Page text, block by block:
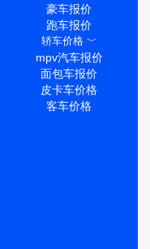
豪车报价
跑车报价
轿车价格﹀
mpv汽车报价
面包车报价
皮卡车价格
客车价格